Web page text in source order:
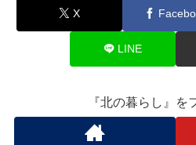
X
LINE
『北の暮らし』を